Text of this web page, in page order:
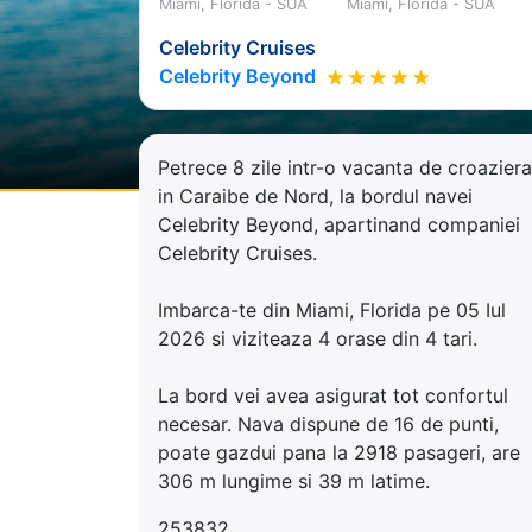
Miami, Florida - SUA Miami, Florida - SUA
Celebrity Cruises
Celebrity Beyond
Petrece 8 zile intr-o vacanta de croaziera
in Caraibe de Nord, la bordul navei
Celebrity Beyond, apartinand companiei
Celebrity Cruises.
Imbarca-te din Miami, Florida pe 05 Iul
2026 si viziteaza 4 orase din 4 tari.
La bord vei avea asigurat tot confortul
necesar. Nava dispune de 16 de punti,
poate gazdui pana la 2918 pasageri, are
306 m lungime si 39 m latime.